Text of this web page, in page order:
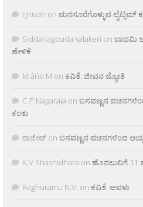
rjnivah on ಮನಸೂರೆಗೊಳ್ಳುವ ಲೈಟ್ಲಮ್
Siddanagouda kalakeri on ಬಾದಮಿ
ಹೇಳಿಕೆ
M âñd M on ಕವಿತೆ: ಜೀವನ ಜ್ಯೋತಿ
C.P.Nagaraja on ಬಸವಣ್ಣನ
ಕಂತು
ರಾಜೀವ್ on ಬಸವಣ್ಣನ ವಚನಗಳಿಂದ
K.V Shashidhara on ಹೊನಲುವಿಗೆ 11
Raghuramu N.V. on ಕವಿತೆ: ಅವಳು